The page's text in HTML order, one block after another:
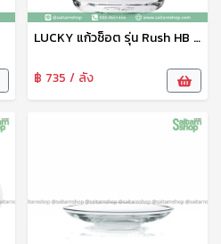
LUCKY แก้วช็อต รุ่น Rush HB Shot Glass LG-440502 ขนาด 1.5 ออนซ์ 12 ใบ แก้วค็อกเทล แก้วเหล้า แก้วป็อก
฿ 735 / ลัง